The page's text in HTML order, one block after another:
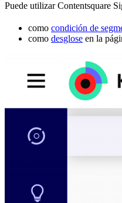
Puede utilizar Contentsquare
como condición de
como desglose en la